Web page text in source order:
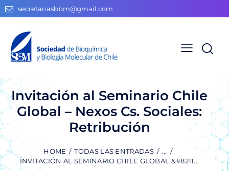
secretariasbbm@gmail.com
Invitación al Seminario Chile
Global – Nexos Cs. Sociales:
Retribución
HOME TODAS LAS ENTRADAS
...
INVITACIÓN AL SEMINARIO CHILE GLOBAL &#8211...